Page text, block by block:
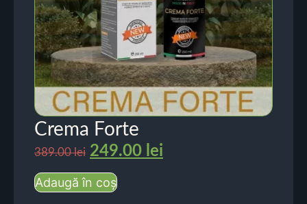
Crema Forte
389.00lei 249.00 lei
Adaugă în coș